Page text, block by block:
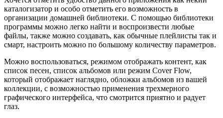
каталогизатор и особо отметить его возможность в
организации домашней библиотеки. С помощью библиотеки
программы можно легко найти и воспроизвести любые
файлы, также можно создавать, как обычные плейлисты так и
смарт, настроить можно по большому количеству параметров.
Можно воспользоваться, режимом отображать контент, как
список песен, список альбомов или режим Cover Flow,
который отображает наглядно, обложки альбомов из вашей
коллекции, с возможностью применения трехмерного
графического интерфейса, что смотрится приятно и радует
глаз.